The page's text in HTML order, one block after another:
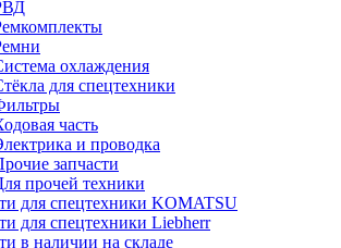
охлаждения
для спецтехники
часть
и проводка
запчасти
прочей техники
для спецтехники KOMATSU
для спецтехники Liebherr
в наличии на складе